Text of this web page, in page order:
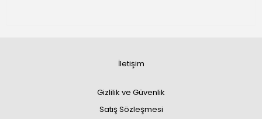
İletişim
Gizlilik ve Güvenlik
Satış Sözleşmesi